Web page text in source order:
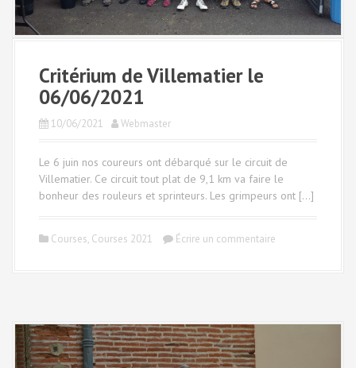
Critérium de Villematier le
06/06/2021
10/06/2021 Webmaster
Le 6 juin nos coureurs ont débarqué sur le circuit de
Villematier. Ce circuit tout plat de 9,1 km va faire le
bonheur des rouleurs et sprinteurs. Les grimpeurs ont […]
Courses, Courses 2021 Écrire un commentaire